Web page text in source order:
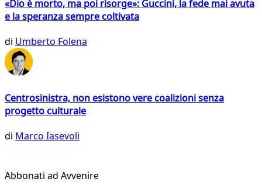
«Dio è morto, ma poi risorge»: Guccini, la fede mai avuta
e la speranza sempre coltivata
di Umberto Folena
Centrosinistra, non esistono vere coalizioni senza
progetto culturale
di Marco Iasevoli
Abbonati ad Avvenire